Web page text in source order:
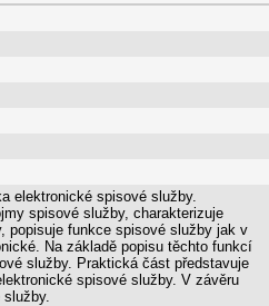
elektronické spisové služby.
spisové služby, charakterizuje
popisuje funkce spisové služby jak v
Na základě popisu těchto funkcí
služby. Praktická část představuje
spisové služby. V závěru